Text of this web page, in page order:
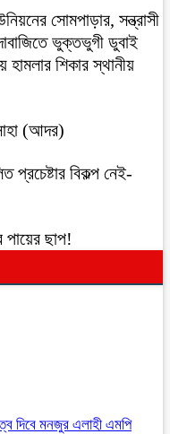
সোমপাড়ার, সন্ত্রাসী
ভুক্তভুগী ডুবাই
শিকার স্থানীয়
(আদর)
প্রচেষ্টার বিকল্প নেই-
ছাপ!
দিবে মনজুর এলাহী এমপি